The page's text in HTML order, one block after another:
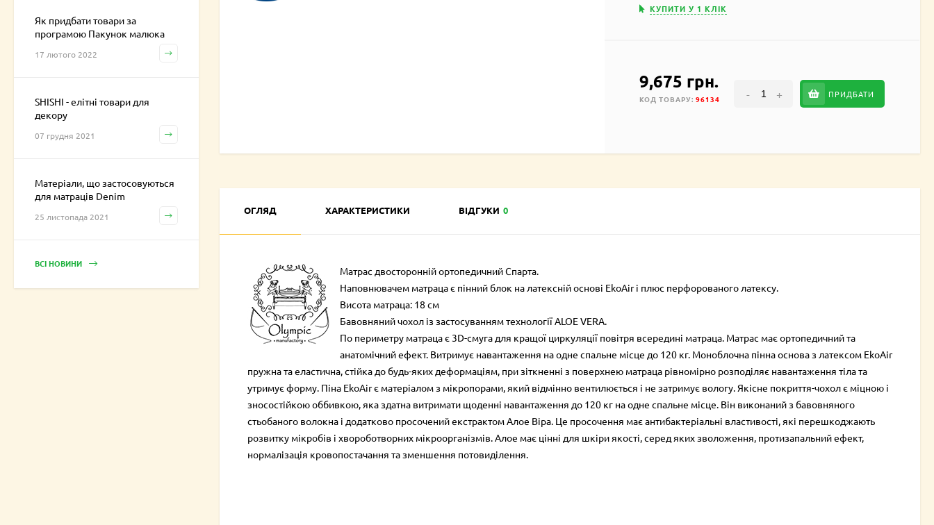
КУПИТИ У 1 КЛIК
9,675 грн.
КОД ТОВАРУ:96134 - + ПРИДБАТИ
ОГЛЯД ХАРАКТЕРИСТИКИ ВІДГУКИ 0
Матрас двосторонній ортопедичний Спарта.
Наповнювачем матраца є пінний блок на латексній основі EkoAir і плюс перфорованого латексу.
Висота матраца: 18 см
Бавовняний чохол із застосуванням технології ALOE VERA.
По периметру матраца є 3D-смуга для кращої циркуляції повітря всередині матраца. Матрас має ортопедичний та
анатомічний ефект. Витримує навантаження на одне спальне місце до 120 кг. Моноблочна пінна основа з латексом EkoAir
пружна та еластична, стійка до будь-яких деформаціям, при зіткненні з поверхнею матраца рівномірно розподіляє навантаження тіла та
утримує форму. Піна EkoAir є матеріалом з мікропорами, який відмінно вентилюється і не затримує вологу. Якісне покриття-чохол є міцною і
зносостійкою оббивкою, яка здатна витримати щоденні навантаження до 120 кг на одне спальне місце. Він виконаний з бавовняного
стьобаного волокна і додатково просочений екстрактом Алое Віра. Це просочення має антибактеріальні властивості, які перешкоджають
розвитку мікробів і хвороботворних мікроорганізмів. Алое має цінні для шкіри якості, серед яких зволоження, протизапальний ефект,
нормалізація кровопостачання та зменшення потовиділення.
Як придбати товари за
програмою Пакунок малюка
17 лютого 2022
SHISHI - елітні товари для
декору
07 грудня 2021
Матеріали, що застосовуються
для матраців Denim
25 листопада 2021
ВСІ НОВИНИ